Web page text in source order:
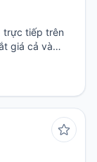
trực tiếp trên
giá cả và